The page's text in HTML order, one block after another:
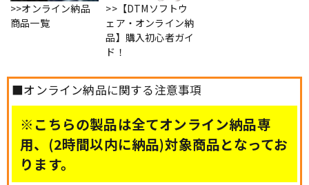
>>オンライン納品
商品一覧
>>【DTMソフトウ
ェア・オンライン納
品】購入初心者ガイ
ド！
■オンライン納品に関する注意事項
※こちらの製品は全てオンライン納品専
用、(2時間以内に納品)対象商品となってお
ります。